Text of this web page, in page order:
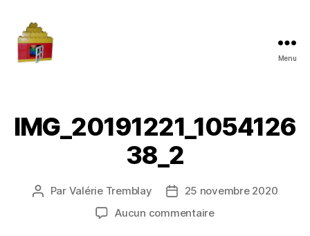
maison
Menu
IMG_20191221_1054126
38_2
Auteur
Par Valérie Tremblay
Date25 novembre 2020
Aucun commentairesur